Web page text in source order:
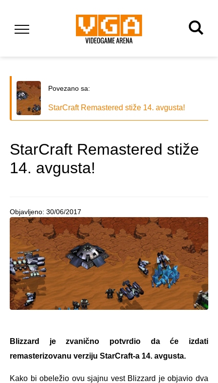
Povezano sa:
StarCraft Remastered stiže 14. avgusta!
StarCraft Remastered stiže
14. avgusta!
Objavljeno: 30/06/2017
Blizzard je zvanično potvrdio da će izdati
remasterizovanu verziju StarCraft-a 14. avgusta.
Kako bi obeležio ovu sjajnu vest Blizzard je objavio dva